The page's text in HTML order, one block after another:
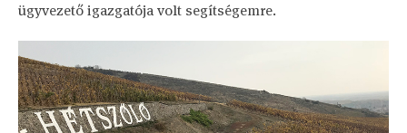
ügyvezető igazgatója volt segítségemre.